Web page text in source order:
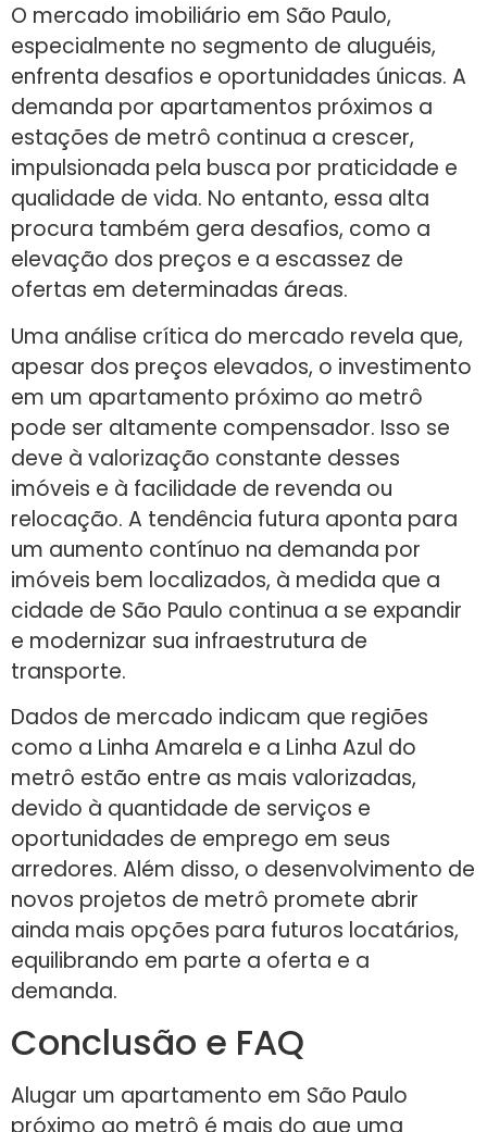
O mercado imobiliário em São Paulo,
especialmente no segmento de aluguéis,
enfrenta desafios e oportunidades únicas. A
demanda por apartamentos próximos a
estações de metrô continua a crescer,
impulsionada pela busca por praticidade e
qualidade de vida. No entanto, essa alta
procura também gera desafios, como a
elevação dos preços e a escassez de
ofertas em determinadas áreas.
Uma análise crítica do mercado revela que,
apesar dos preços elevados, o investimento
em um apartamento próximo ao metrô
pode ser altamente compensador. Isso se
deve à valorização constante desses
imóveis e à facilidade de revenda ou
relocação. A tendência futura aponta para
um aumento contínuo na demanda por
imóveis bem localizados, à medida que a
cidade de São Paulo continua a se expandir
e modernizar sua infraestrutura de
transporte.
Dados de mercado indicam que regiões
como a Linha Amarela e a Linha Azul do
metrô estão entre as mais valorizadas,
devido à quantidade de serviços e
oportunidades de emprego em seus
arredores. Além disso, o desenvolvimento de
novos projetos de metrô promete abrir
ainda mais opções para futuros locatários,
equilibrando em parte a oferta e a
demanda.
Conclusão e FAQ
Alugar um apartamento em São Paulo